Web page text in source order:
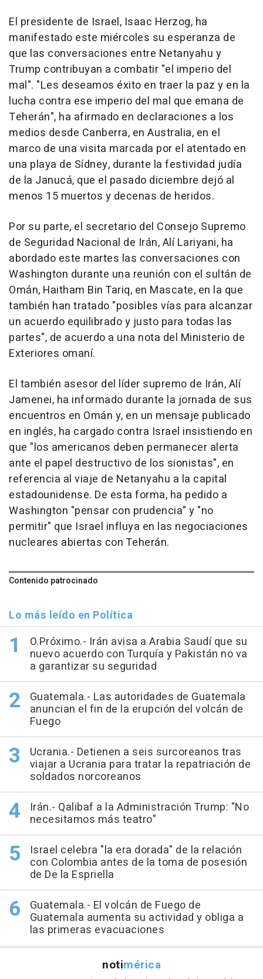
El presidente de Israel, Isaac Herzog, ha
manifestado este miércoles su esperanza de
que las conversaciones entre Netanyahu y
Trump contribuyan a combatir "el imperio del
mal". "Les deseamos éxito en traer la paz y en la
lucha contra ese imperio del mal que emana de
Teherán", ha afirmado en declaraciones a los
medios desde Canberra, en Australia, en el
marco de una visita marcada por el atentado en
una playa de Sídney, durante la festividad judía
de la Janucá, que el pasado diciembre dejó al
menos 15 muertos y decenas de heridos.
Por su parte, el secretario del Consejo Supremo
de Seguridad Nacional de Irán, Alí Lariyani, ha
abordado este martes las conversaciones con
Washington durante una reunión con el sultán de
Omán, Haitham Bin Tariq, en Mascate, en la que
también han tratado "posibles vías para alcanzar
un acuerdo equilibrado y justo para todas las
partes", de acuerdo a una nota del Ministerio de
Exteriores omaní.
El también asesor del líder supremo de Irán, Alí
Jamenei, ha informado durante la jornada de sus
encuentros en Omán y, en un mensaje publicado
en inglés, ha cargado contra Israel insistiendo en
que "los americanos deben permanecer alerta
ante el papel destructivo de los sionistas", en
referencia al viaje de Netanyahu a la capital
estadounidense. De esta forma, ha pedido a
Washington "pensar con prudencia" y "no
permitir" que Israel influya en las negociaciones
nucleares abiertas con Teherán.
Contenido patrocinado
Lo más leído en Política
O.Próximo.- Irán avisa a Arabia Saudí que su
nuevo acuerdo con Turquía y Pakistán no va
a garantizar su seguridad
Guatemala.- Las autoridades de Guatemala
anuncian el fin de la erupción del volcán de
Fuego
Ucrania.- Detienen a seis surcoreanos tras
viajar a Ucrania para tratar la repatriación de
soldados norcoreanos
Irán.- Qalibaf a la Administración Trump: "No
necesitamos más teatro"
Israel celebra "la era dorada" de la relación
con Colombia antes de la toma de posesión
de De la Espriella
Guatemala.- El volcán de Fuego de
Guatemala aumenta su actividad y obliga a
las primeras evacuaciones
notimérica